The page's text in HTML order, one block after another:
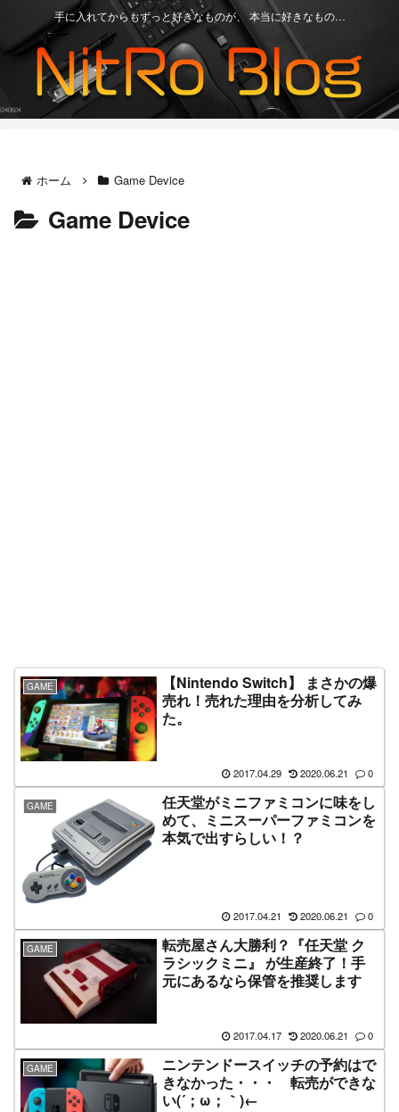
手に入れてからもずっと好きなものが、 本当に好きなもの…
ホーム Game Device
Game Device
GAME
【Nintendo Switch】 まさかの爆
売れ！売れた理由を分析してみ
た。
2017.04.29 2020.06.21 0
GAME
任天堂がミニファミコンに味をし
めて、ミニスーパーファミコンを
本気で出すらしい！？
2017.04.21 2020.06.21 0
GAME
転売屋さん大勝利？『任天堂 ク
ラシックミニ』 が生産終了！手
元にあるなら保管を推奨します
2017.04.17 2020.06.21 0
GAME
ニンテンドースイッチの予約はで
きなかった・・・ 転売ができな
い(´；ω；｀)←